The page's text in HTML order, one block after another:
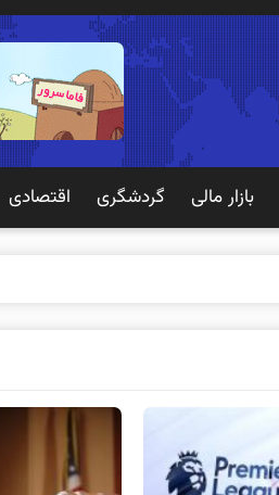
بازار مالی گردشگری اقتصادی